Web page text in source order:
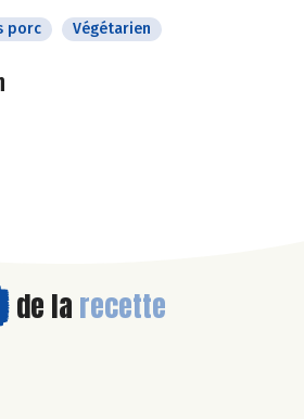
porc Végétarien
de la recette